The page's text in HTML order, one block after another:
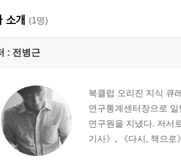
말 : 기적처럼 밖을 향하는 돌봄을 위하여
소개 (1명)
: 전병근
북클럽 오리진 지식 큐
연구통계센터장으로
연구원을 지냈다. 저서
기사》, 《다시, 책으로